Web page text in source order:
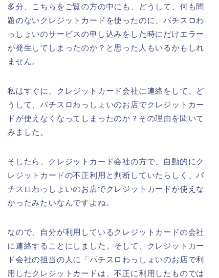
多分、こちらをご覧の方の中にも、どうして、何も問
題のないクレジットカードを使ったのに、パチスロわ
っしょいのサービスの申し込みをした時にだけエラー
が発生してしまったのか？と思った人もいるかもしれ
ません。
私はすぐに、クレジットカード会社に連絡をして、ど
うして、パチスロわっしょいのお店でクレジットカー
ドが使えなくなってしまったのか？その理由を聞いて
みました。
そしたら、クレジットカード会社の方で、自動的にク
レジットカードの不正利用と判断していたらしく、パ
チスロわっしょいのお店でクレジットカードが使えな
かったみたいなんですよね。
なので、自分が利用しているクレジットカードの会社
に連絡することにしました。そして、クレジットカー
ド会社の担当の人に「パチスロわっしょいのお店で利
用したクレジットカードは、不正に利用したものでは